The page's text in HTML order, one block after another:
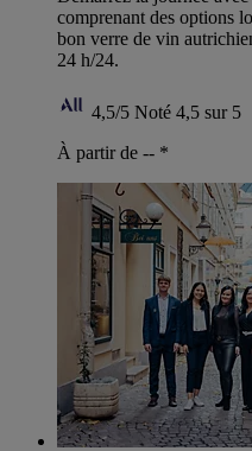
comprenant des options
bon verre de vin
24 h/24.
4,5/5 Noté 4,5 sur 5
À partir de -- *